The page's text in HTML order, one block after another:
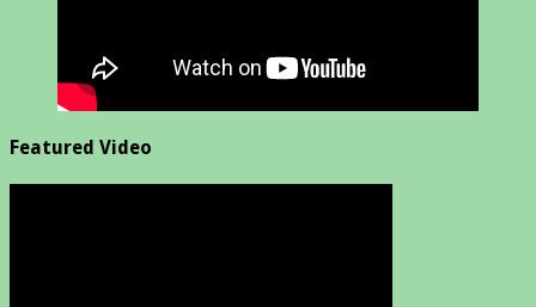
Featured Video